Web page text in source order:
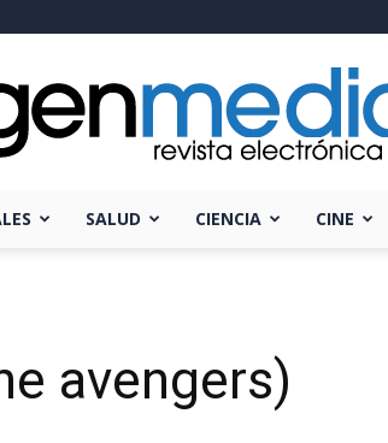
Médica
SALUD CIENCIA CINE
avengers)